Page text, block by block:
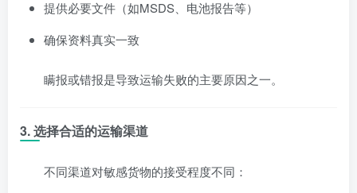
提供必要文件（如MSDS、电池报告等）
确保资料真实一致
瞒报或错报是导致运输失败的主要原因之一。
3.选择合适的运输渠道
不同渠道对敏感货物的接受程度不同：